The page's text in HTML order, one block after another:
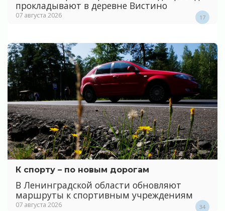
прокладывают в деревне Вистино
07 августа 2026 17
К спорту – по новым дорогам
В Ленинградской области обновляют
маршруты к спортивным учреждениям
07 августа 2026 34